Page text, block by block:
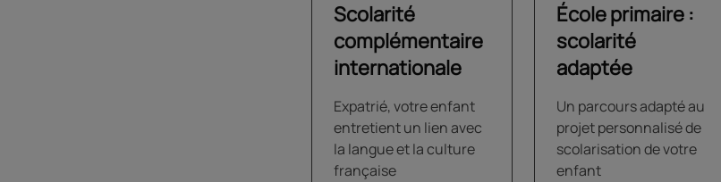
Scolarité
complémentaire
internationale
Expatrié, votre enfant
entretient un lien avec
la langue et la culture
française
École primaire :
scolarité
adaptée
Un parcours adapté au
projet personnalisé de
scolarisation de votre
enfant